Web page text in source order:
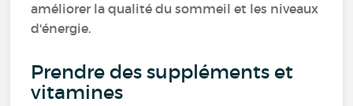
améliorer la qualité du sommeil et les niveaux
d'énergie.
Prendre des suppléments et
vitamines